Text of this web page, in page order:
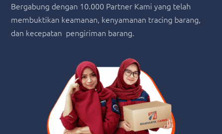
Bergabung dengan 10.000 Partner Kami yang telah
membuktikan keamanan, kenyamanan tracing barang,
dan kecepatan pengiriman barang.